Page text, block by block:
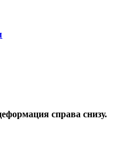
справа снизу.